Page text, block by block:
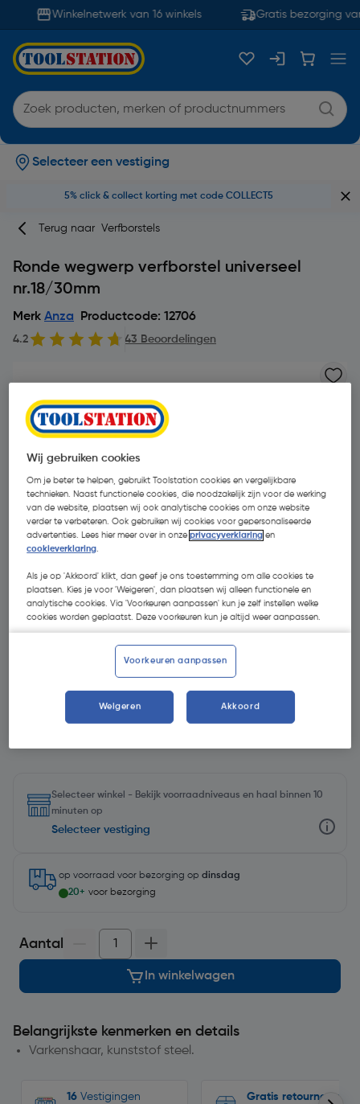
Winkelnetwerk van 16 winkels Gratis bezorging
Selecteer een vestiging
5% click & collect korting met code COLLECT5
Terug naar Verfborstels
Ronde wegwerp verfborstel universeel
nr.18/30mm
Merk Anza Productcode: 12706
4.2 43 Beoordelingen
| Excl. btw € 1,61
Kies productvariant
Selecteer winkel - Bekijk voorraadniveaus en haal binnen 10
minuten op
Selecteer vestiging
op voorraad voor bezorging op dinsdag
20+ voor bezorging
Aantal
In winkelwagen
Belangrijkste kenmerken en details
Varkenshaar, kunststof steel.
16 Vestigingen
Gratis retourneren
Wij gebruiken cookies
Om je beter te helpen, gebruikt Toolstation cookies en vergelijkbare
technieken. Naast functionele cookies, die noodzakelijk zijn voor de werking
van de website, plaatsen wij ook analytische cookies om onze website
verder te verbeteren. Ook gebruiken wij cookies voor gepersonaliseerde
advertenties. Lees hier meer over in onzeprivacyverklaring en
cookieverklaring.
Als je op 'Akkoord' klikt, dan geef je ons toestemming om alle cookies te
plaatsen. Kies je voor 'Weigeren', dan plaatsen wij alleen functionele en
analytische cookies. Via 'Voorkeuren aanpassen' kun je zelf instellen welke
cookies worden geplaatst. Deze voorkeuren kun je altijd weer aanpassen.
Voorkeuren aanpassen
Weigeren Akkoord